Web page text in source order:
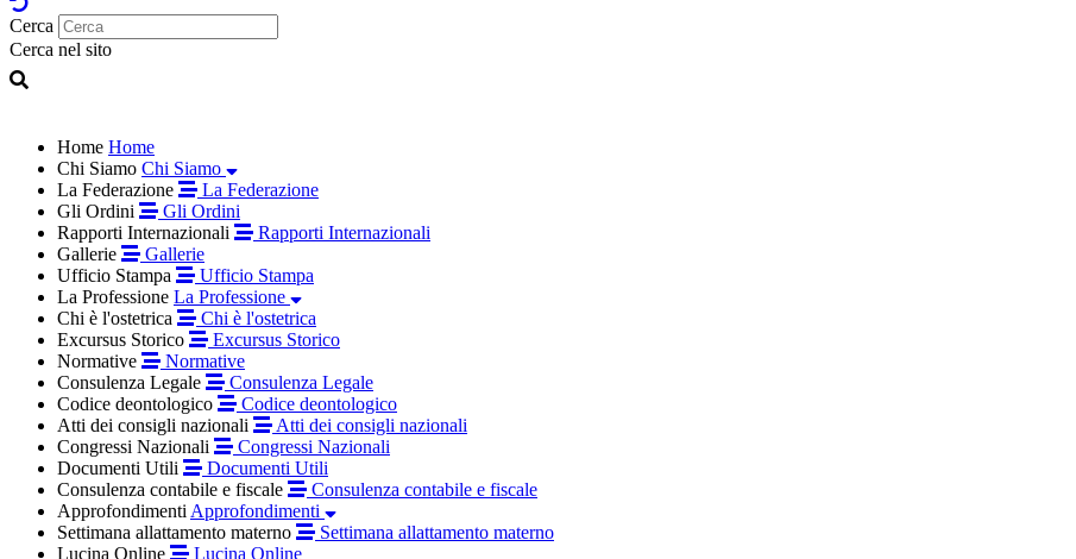
Cerca
Cerca nel sito
Home Home
Chi Siamo Chi Siamo
La Federazione
La Federazione
Gli Ordini
Gli Ordini
Rapporti Internazionali
Rapporti Internazionali
Gallerie
Gallerie
Ufficio Stampa
Ufficio Stampa
La Professione La Professione
Chi è l'ostetrica
Chi è l'ostetrica
Excursus Storico
Excursus Storico
Normative
Normative
Consulenza Legale
Consulenza Legale
Codice deontologico
Codice deontologico
Atti dei consigli nazionali
Atti dei consigli nazionali
Congressi Nazionali
Congressi Nazionali
Documenti Utili
Documenti Utili
Consulenza contabile e fiscale
Consulenza contabile e fiscale
Approfondimenti Approfondimenti
Settimana allattamento materno
Settimana allattamento materno
Lucina Online
Lucina Online